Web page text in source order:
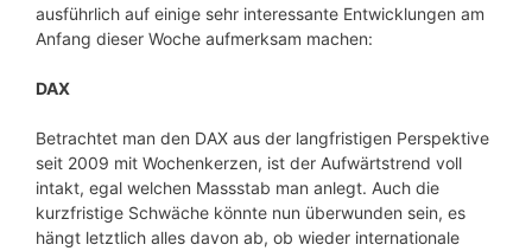
ausführlich auf einige sehr interessante Entwicklungen am
Anfang dieser Woche aufmerksam machen:
DAX
Betrachtet man den DAX aus der langfristigen Perspektive
seit 2009 mit Wochenkerzen, ist der Aufwärtstrend voll
intakt, egal welchen Massstab man anlegt. Auch die
kurzfristige Schwäche könnte nun überwunden sein, es
hängt letztlich alles davon ab, ob wieder internationale